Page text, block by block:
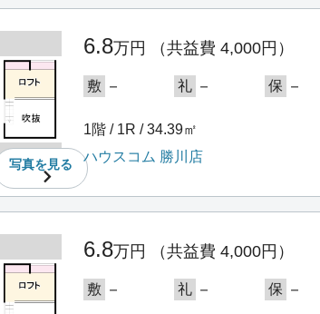
写真を見る
6.8万円 （共益費 4,000円）
敷 － 礼 － 保 －
1階 / 1R / 34.39㎡
ハウスコム 勝川店
6.8万円 （共益費 4,000円）
敷 － 礼 － 保 －